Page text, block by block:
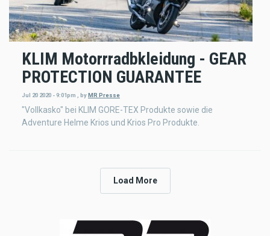
KLIM Motorrradbkleidung - GEAR
PROTECTION GUARANTEE
Jul 20 2020 - 9:01pm byMR Presse
"Vollkasko" bei KLIM GORE-TEX Produkte sowie die
Adventure Helme Krios und Krios Pro Produkte.
Load More